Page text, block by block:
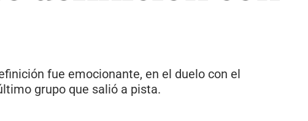
fue emocionante, en el duelo con el
grupo que salió a pista.